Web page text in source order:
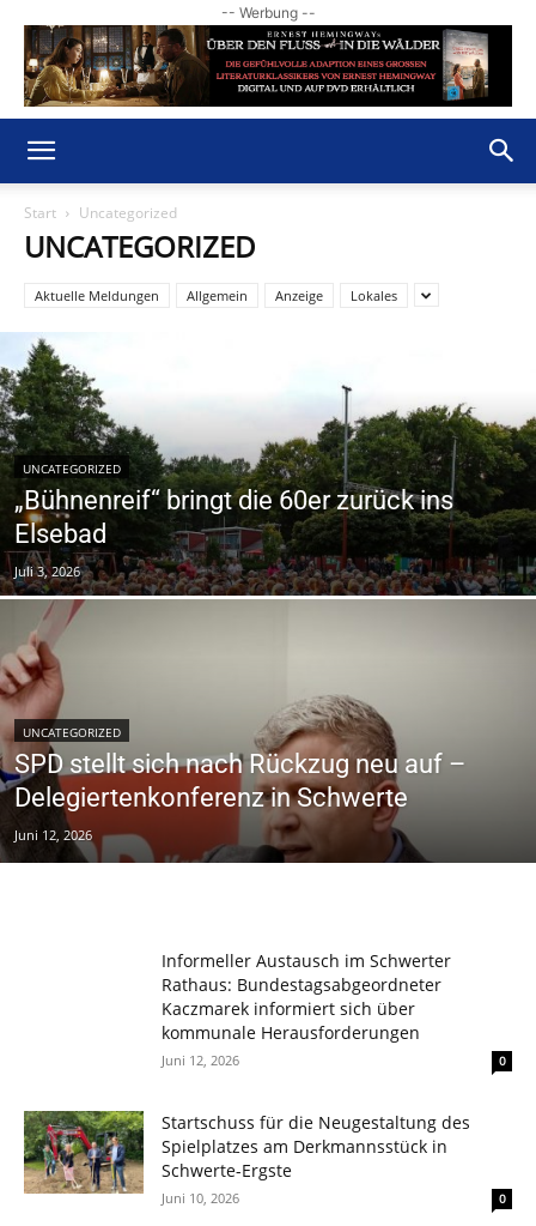
-- Werbung --
Start Uncategorized
UNCATEGORIZED
Aktuelle Meldungen Allgemein Anzeige Lokales
UNCATEGORIZED
„Bühnenreif“ bringt die 60er zurück ins
Elsebad
Juli 3, 2026
UNCATEGORIZED
SPD stellt sich nach Rückzug neu auf –
Delegiertenkonferenz in Schwerte
Juni 12, 2026
Informeller Austausch im Schwerter
Rathaus: Bundestagsabgeordneter
Kaczmarek informiert sich über
kommunale Herausforderungen
Juni 12, 2026 0
Startschuss für die Neugestaltung des
Spielplatzes am Derkmannsstück in
Schwerte-Ergste
Juni 10, 2026 0